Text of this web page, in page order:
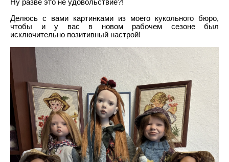
Ну разве это не удовольствие?!
Делюсь с вами картинками из моего кукольного бюро,
чтобы и у вас в новом рабочем сезоне был
исключительно позитивный настрой!